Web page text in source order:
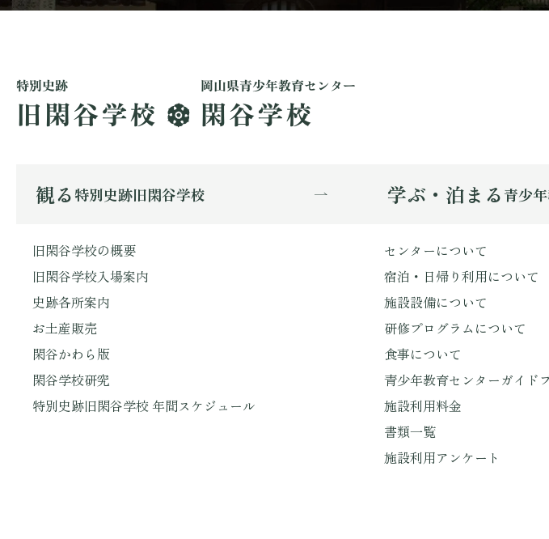
観る特別史跡旧閑谷学校
旧閑谷学校の概要
旧閑谷学校入場案内
史跡各所案内
お土産販売
閑谷かわら版
閑谷学校研究
特別史跡旧閑谷学校 年間スケジュール
学ぶ・泊まる青少
センターについて
宿泊・日帰り利用について
施設設備について
研修プログラムについて
食事について
青少年教育センターガイド
施設利用料金
書類一覧
施設利用アンケート